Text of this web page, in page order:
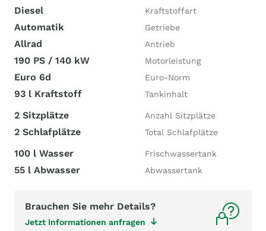
Diesel Kraftstoffart
Automatik Getriebe
Allrad Antrieb
190 PS / 140 kW Motorleistung
Euro 6d Euro-Norm
93 l Kraftstoff Tankinhalt
2 Sitzplätze Anzahl Sitzplätze
2 Schlafplätze Total Schlafplätze
100 l Wasser Frischwassertank
55 l Abwasser Abwassertank
Brauchen Sie mehr Details?
Jetzt Informationen anfragen